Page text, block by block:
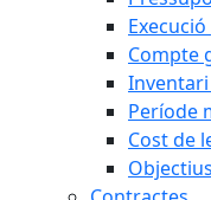
Compte
Període
Cost de